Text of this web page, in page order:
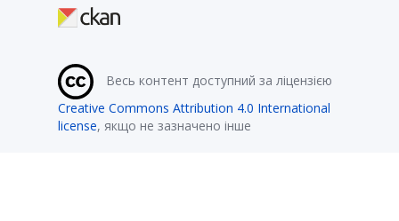
Весь контент доступний за ліцензією
Creative Commons Attribution 4.0 International
license, якщо не зазначено інше